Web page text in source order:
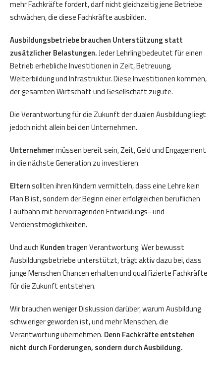
mehr Fachkräfte fordert, darf nicht gleichzeitig jene Betriebe
schwächen, die diese Fachkräfte ausbilden.
Ausbildungsbetriebe brauchen Unterstützung statt
zusätzlicher Belastungen.Jeder Lehrling bedeutet für einen
Betrieb erhebliche Investitionen in Zeit, Betreuung,
Weiterbildung und Infrastruktur. Diese Investitionen kommen,
der gesamten Wirtschaft und Gesellschaft zugute.
Die Verantwortung für die Zukunft der dualen Ausbildung liegt
jedoch nicht allein bei den Unternehmen.
Unternehmermüssen bereit sein, Zeit, Geld und Engagement
in die nächste Generation zu investieren.
Elternsollten ihren Kindern vermitteln, dass eine Lehre kein
Plan B ist, sondern der Beginn einer erfolgreichen beruflichen
Laufbahn mit hervorragenden Entwicklungs- und
Verdienstmöglichkeiten.
Und auch Kunden tragen Verantwortung. Wer bewusst
Ausbildungsbetriebe unterstützt, trägt aktiv dazu bei, dass
junge Menschen Chancen erhalten und qualifizierte Fachkräfte
für die Zukunft entstehen.
Wir brauchen weniger Diskussion darüber, warum Ausbildung
schwieriger geworden ist, und mehr Menschen, die
Verantwortung übernehmen. Denn Fachkräfte entstehen
nicht durch Forderungen, sondern durch Ausbildung.